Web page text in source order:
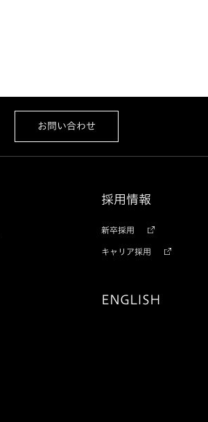
お問い合わせ
採用情報
新卒採用
キャリア採用
ENGLISH